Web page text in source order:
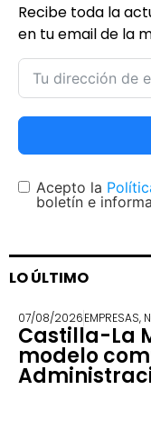
Recibe toda la
en tu email de la
Acepto la
boletín e
LO ÚLTIMO
07/08/2026EMPRESAS,
Castilla-La
modelo